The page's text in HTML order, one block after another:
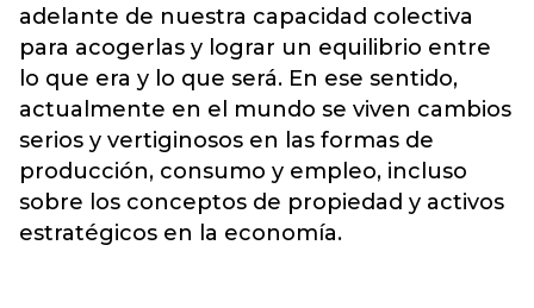
adelante de nuestra capacidad colectiva
para acogerlas y lograr un equilibrio entre
lo que era y lo que será. En ese sentido,
actualmente en el mundo se viven cambios
serios y vertiginosos en las formas de
producción, consumo y empleo, incluso
sobre los conceptos de propiedad y activos
estratégicos en la economía.